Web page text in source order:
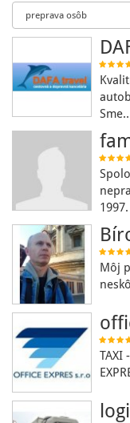
Môj
TAXI